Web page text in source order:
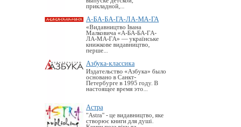
прикладной,...
А-БА-БА-ГА-ЛА-МА-ГА
«Видавництво Івана
Малковича «А-БА-БА-ГА-
ЛА-МА-ГА» — українське
книжкове видавництво,
перше...
Азбука-классика
Издательство «Азбука» было
основано в Санкт-
Петербурге в 1995 году. В
настоящее время это...
Астра
"Astra" - це видавництво, яке
створює книги для душі.